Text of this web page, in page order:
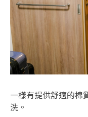
一樣有提供舒適的棉
洗。